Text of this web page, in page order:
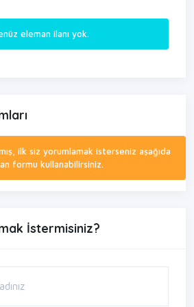
eleman ilanı yok.
ilk siz yorumlamak isterseniz aşağıda
formu kullanabilirsiniz.
İstermisiniz?